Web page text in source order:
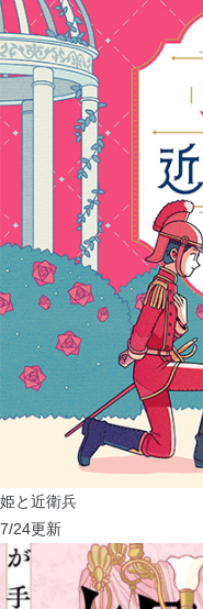
姫と近衛兵
7/24更新